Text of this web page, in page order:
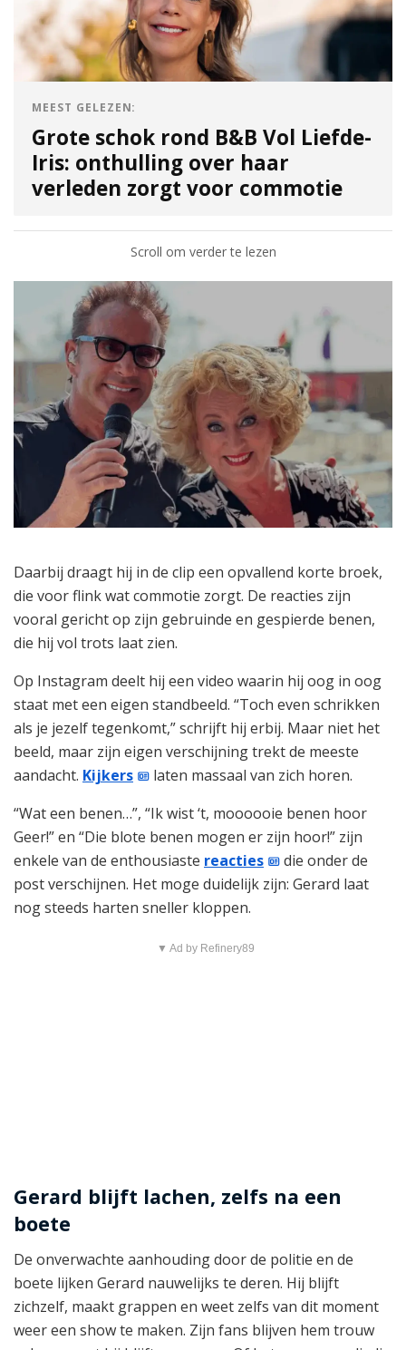
MEEST GELEZEN:
Grote schok rond B&B Vol Liefde-
Iris: onthulling over haar
verleden zorgt voor commotie
Scroll om verder te lezen
Daarbij draagt hij in de clip een opvallend korte broek,
die voor flink wat commotie zorgt. De reacties zijn
vooral gericht op zijn gebruinde en gespierde benen,
die hij vol trots laat zien.
Op Instagram deelt hij een video waarin hij oog in oog
staat met een eigen standbeeld. “Toch even schrikken
als je jezelf tegenkomt,” schrijft hij erbij. Maar niet het
beeld, maar zijn eigen verschijning trekt de meeste
aandacht. Kijkers
laten massaal van zich horen.
“Wat een benen…”, “Ik wist ‘t, moooooie benen hoor
Geer!” en “Die blote benen mogen er zijn hoor!” zijn
enkele van de enthousiaste reacties
die onder de
post verschijnen. Het moge duidelijk zijn: Gerard laat
nog steeds harten sneller kloppen.
▼ Ad by Refinery89
Gerard blijft lachen, zelfs na een
boete
De onverwachte aanhouding door de politie en de
boete lijken Gerard nauwelijks te deren. Hij blijft
zichzelf, maakt grappen en weet zelfs van dit moment
weer een show te maken. Zijn fans blijven hem trouw